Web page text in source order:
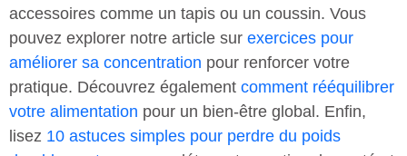
accessoires comme un tapis ou un coussin. Vous
pouvez explorer notre article sur exercices pour
améliorer sa concentration pour renforcer votre
pratique. Découvrez également comment rééquilibrer
votre alimentation pour un bien-être global. Enfin,
lisez 10 astuces simples pour perdre du poids